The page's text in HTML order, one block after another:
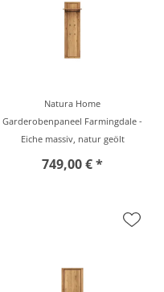
Natura Home
Garderobenpaneel Farmingdale -
Eiche massiv, natur geölt
749,00 € *